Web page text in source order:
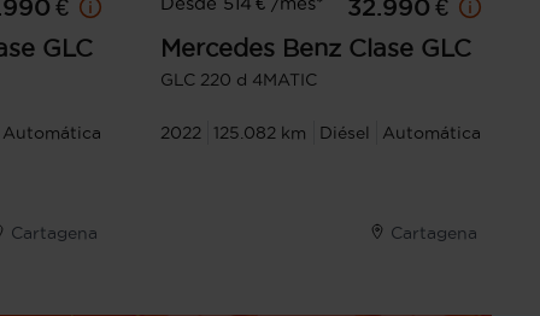
€
GLC
Automática
Cartagena
32.990 €
Mercedes Benz Clase GLC
GLC 220 d 4MATIC
2022 125.082 km Diésel Automática
Cartagena